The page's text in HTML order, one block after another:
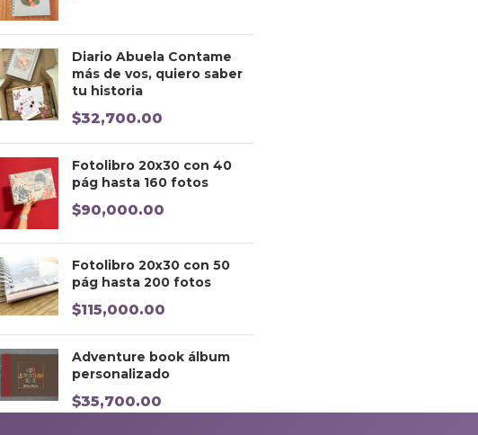
Diario Abuela Contame
más de vos, quiero saber
tu historia
$32,700.00
Fotolibro 20x30 con 40
pág hasta 160 fotos
$90,000.00
Fotolibro 20x30 con 50
pág hasta 200 fotos
$115,000.00
Adventure book álbum
personalizado
$35,700.00